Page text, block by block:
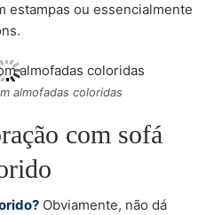
estampas ou essencialmente
almofadas coloridas
com sofá
Obviamente, não dá